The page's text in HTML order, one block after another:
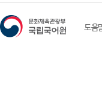
도움